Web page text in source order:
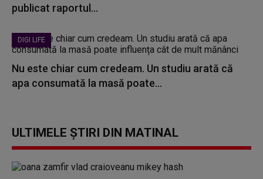
publicat raportul...
DIGI LIFE
Nu este chiar cum credeam. Un studiu arată că
apa consumată la masă poate...
ULTIMELE ȘTIRI DIN MATINAL